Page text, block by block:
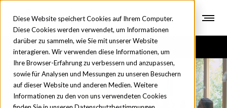
Diese Website speichert Cookies auf Ihrem Computer.
Diese Cookies werden verwendet, um Informationen
darüber zu sammeln, wie Sie mit unserer Website
interagieren. Wir verwenden diese Informationen, um
Ihre Browser-Erfahrung zu verbessern und anzupassen,
sowie für Analysen und Messungen zu unseren Besuchern
auf dieser Website und anderen Medien. Weitere
Informationen zu den von uns verwendeten Cookies